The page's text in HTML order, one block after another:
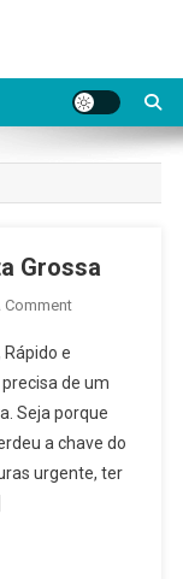
Grossa
CommentOn
De
Mim
Ponta
Grossa
e
de um
Seja porque
a chave do
urgente, ter